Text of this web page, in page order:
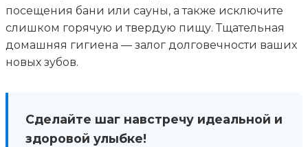
посещения бани или сауны, а также исключите
слишком горячую и твердую пищу. Тщательная
домашняя гигиена — залог долговечности ваших
новых зубов.
Сделайте шаг навстречу идеальной и
здоровой улыбке!